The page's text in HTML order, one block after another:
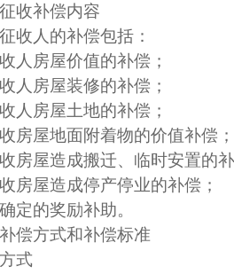
收补偿内容
收人的补偿包括：
人房屋价值的补偿；
人房屋装修的补偿；
人房屋土地的补偿；
房屋地面附着物的价值补偿
房屋造成搬迁、临时安置的
房屋造成停产停业的补偿；
定的奖励补助。
偿方式和补偿标准
式